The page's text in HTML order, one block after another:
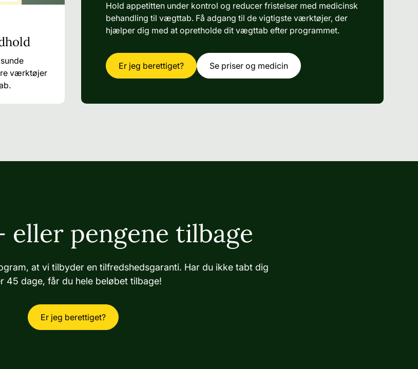
værktøjer
Hold appetitten under kontrol og reducer fristelser med medicinsk
behandling til vægttab. Få adgang til de vigtigste værktøjer, der
hjælper dig med at opretholde dit vægttab efter programmet.
Er jeg berettiget? Se priser og medicin
pengene tilbage
at vi tilbyder en tilfredshedsgaranti. Har du ikke tabt dig
45 dage, får du hele beløbet tilbage!
Er jeg berettiget?